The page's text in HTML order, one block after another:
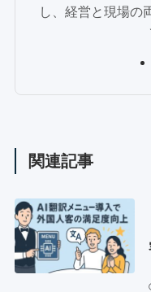
し、経営と現場の
関連記事